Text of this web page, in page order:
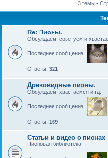
3 темы •
Re: Пионы.
Обсуждаем, советуем и
Последнее сообщение
Ответы: 321
Древовидные пионы.
Обсуждаем, хвастаемся и тд.
Последнее сообщение
Ответы: 169
Статьи и видео о пионах
Пионовая библиотека